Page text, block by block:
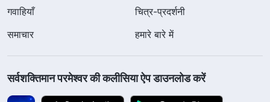
गवाहियाँ
चित्र-प्रदर्शनी
समाचार
हमारे बारे में
सर्वशक्तिमान परमेश्वर की कलीसिया ऐप डाउनलोड करें